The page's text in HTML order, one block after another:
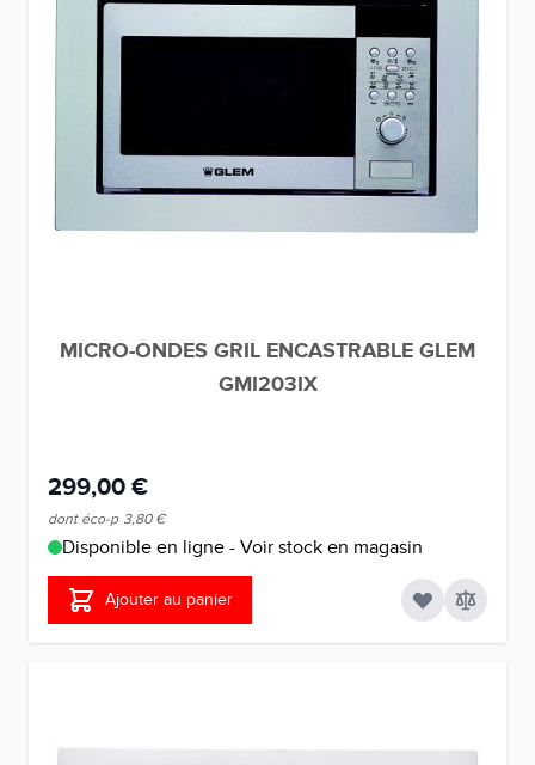
MICRO-ONDES GRIL ENCASTRABLE GLEM
GMI203IX
299,00 €
dont éco-p 3,80 €
Disponible en ligne - Voir stock en magasin
Ajouter au panier